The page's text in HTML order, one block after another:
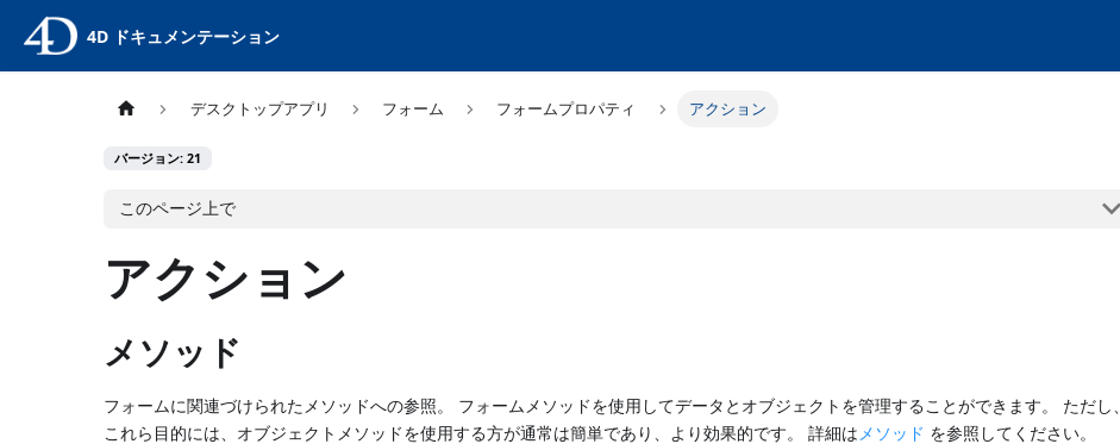
4D ドキュメンテーション
デスクトップアプリ フォーム フォームプロパティ アクション
バージョン: 21
このページ上で
アクション
メソッド
フォームに関連づけられたメソッドへの参照。 フォームメソッドを使用してデータとオブジェクトを管理することができます。 ただし、
これら目的には、オブジェクトメソッドを使用する方が通常は簡単であり、より効果的です。 詳細は メソッド を参照してください。